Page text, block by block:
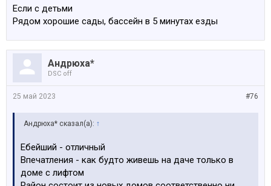
Если с детьми
Рядом хорошие сады, бассейн в 5 минутах езды
Андрюха*
DSC off
#76
25 май 2023
Андрюха* сказал(а): ↑
Ебейший - отличный
Впечатления - как будто живешь на даче только в
доме с лифтом